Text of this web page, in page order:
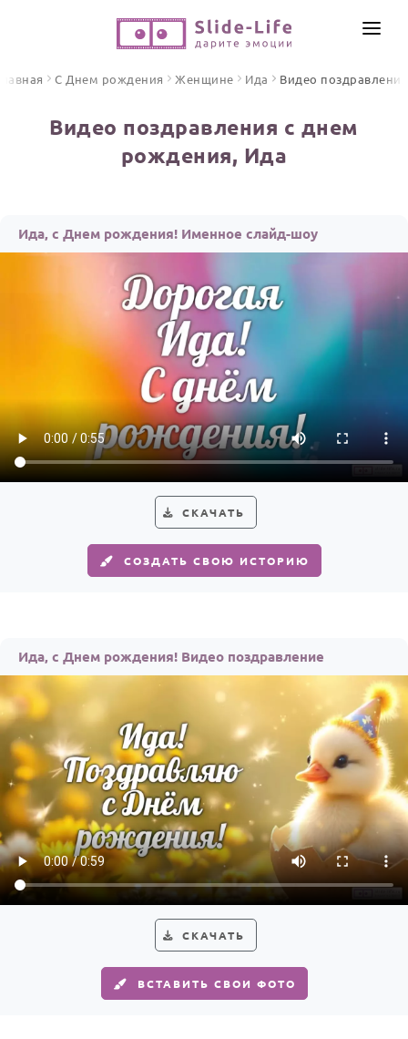
Открытки
Стихи и тексты
С Днем рождения
Свадьба
Годовщина свадьбы
Календарь праздников
Женщине
Мужчине
Детям
Все родственники
ПЕРСОНАЛЬНЫЕ
Пожелания
По именам
По годам
ИНСТРУМЕНТЫ
ОТЗЫВЫ
С Днем рождения Женщине Ида Видео поздравления
Видео поздравления с днем
рождения, Ида
Ида, с Днем рождения! Именное слайд-шоу
СКАЧАТЬ
СОЗДАТЬ СВОЮ ИСТОРИЮ
Ида, с Днем рождения! Видео поздравление
СКАЧАТЬ
ВСТАВИТЬ СВОИ ФОТО